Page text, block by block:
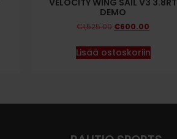
VELOCITY WING SAIL V3 3.8RT
DEMO
€1,525.00 €600.00
Lisää ostoskoriin